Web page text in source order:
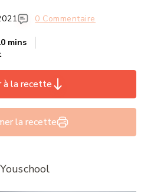
0 Commentaire
mins
la recette
la recette